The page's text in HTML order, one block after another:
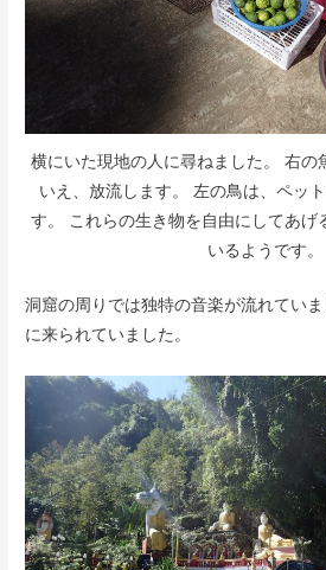
横にいた現地の人に尋ねました。 右の
いえ、放流します。 左の鳥は、ペッ
す。 これらの生き物を自由にしてあげ
いるようです。
洞窟の周りでは独特の音楽が流れてい
に来られていました。